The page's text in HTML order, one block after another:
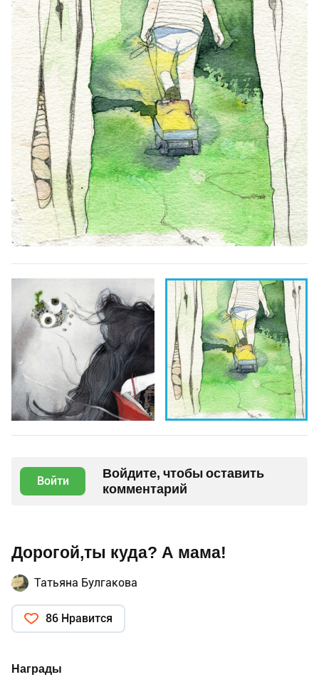
Войти
Войдите, чтобы оставить
комментарий
Дорогой,ты куда? А мама!
Татьяна Булгакова
86 Нравится
Награды